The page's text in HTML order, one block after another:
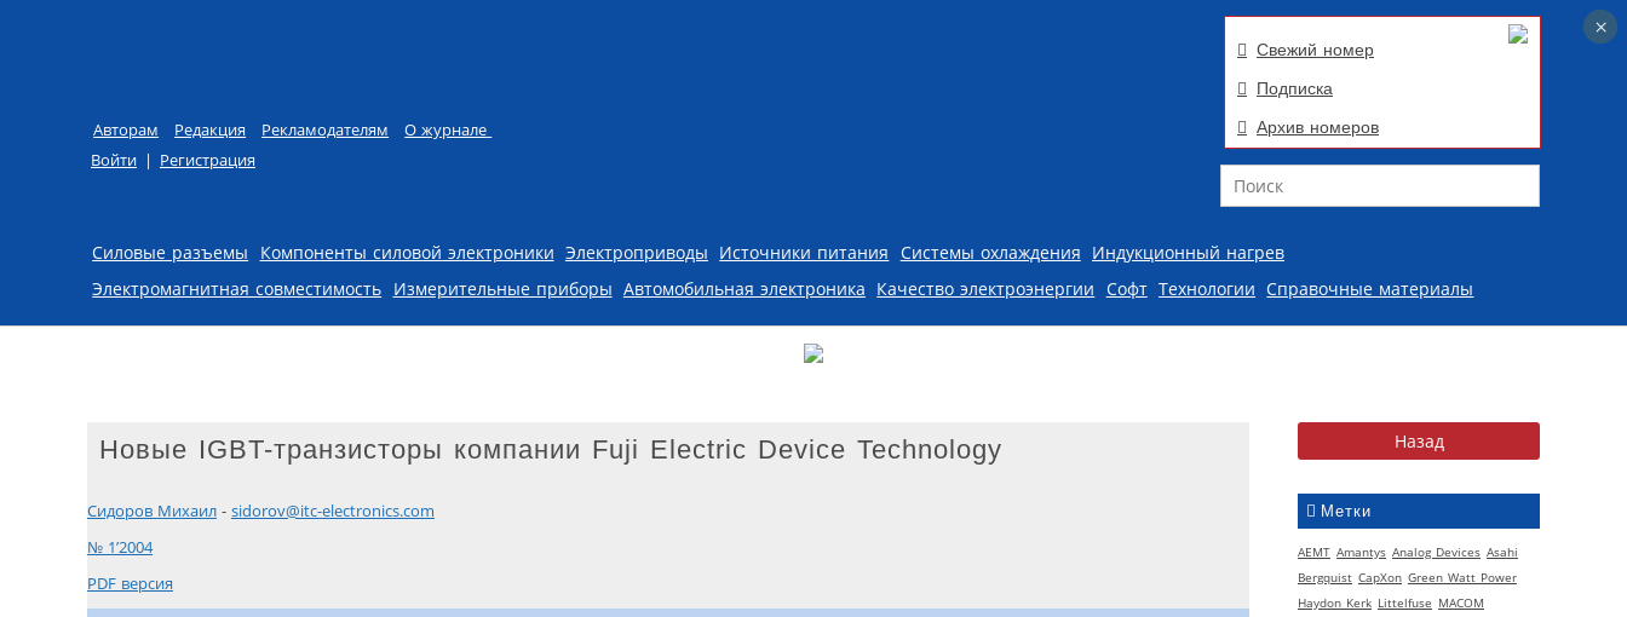
Авторам Редакция Рекламодателям
О журнале
Войти | Регистрация
Свежий номер
Подписка
Архив номеров
Поиск
Skip to content
Силовые разъемы Компоненты силовой электроники Электроприводы Источники питания Системы охлаждения Индукционный нагрев
Электромагнитная совместимость Измерительные приборы Автомобильная электроника Качество электроэнергии Софт Технологии Справочные материалы
Метки
AEMT Amantys Analog Devices Asahi
Bergquist CapXon Green Watt Power
Haydon Kerk Littelfuse MACOM
Новые IGBT-транзисторы компании Fuji Electric Device Technology
Сидоров Михаил - sidorov@itc-electronics.com
№ 1’2004
PDF версия
×
×